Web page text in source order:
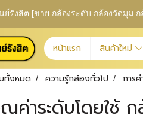
ย์รังสิต [ขาย กล้องระดับ กล้องวัดมุม
หน้าแรก สินค้าใหม่
ทั้งหมด ความรู้กล้องทั่วไป การ
ค่าระดับโดยใช้